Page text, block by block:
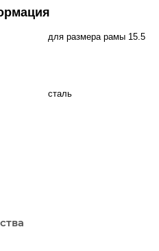
для размера рамы 15.5
сталь